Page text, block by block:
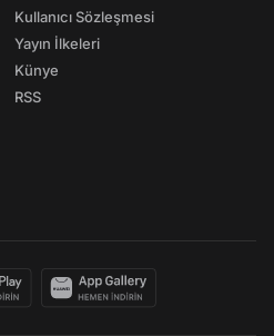
Kullanıcı Sözleşmesi
Yayın İlkeleri
Künye
RSS